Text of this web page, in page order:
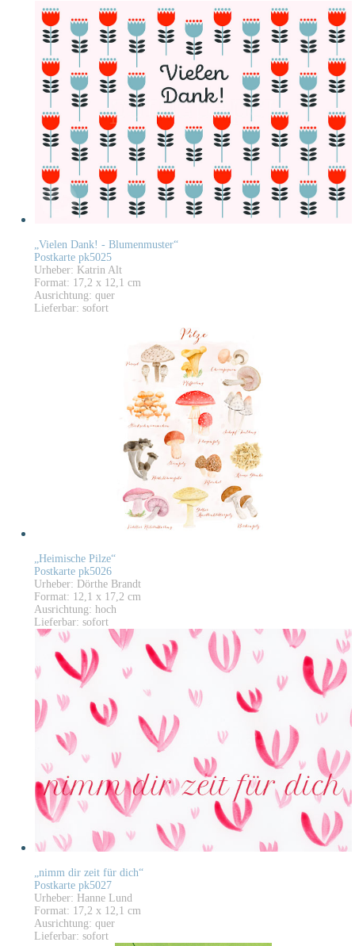
„Vielen Dank! - Blumenmuster“
Postkarte pk5025
Urheber: Katrin Alt
Format: 17,2 x 12,1 cm
Ausrichtung: quer
Lieferbar: sofort
„Heimische Pilze“
Postkarte pk5026
Urheber: Dörthe Brandt
Format: 12,1 x 17,2 cm
Ausrichtung: hoch
Lieferbar: sofort
„nimm dir zeit für dich“
Postkarte pk5027
Urheber: Hanne Lund
Format: 17,2 x 12,1 cm
Ausrichtung: quer
Lieferbar: sofort